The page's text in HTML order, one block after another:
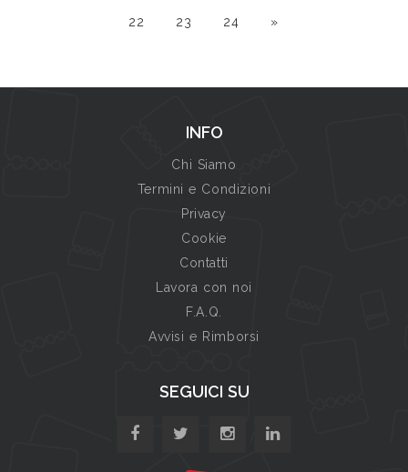
22 23 24 »
INFO
Chi Siamo
Termini e Condizioni
Privacy
Cookie
Contatti
Lavora con noi
F.A.Q.
Avvisi e Rimborsi
SEGUICI SU